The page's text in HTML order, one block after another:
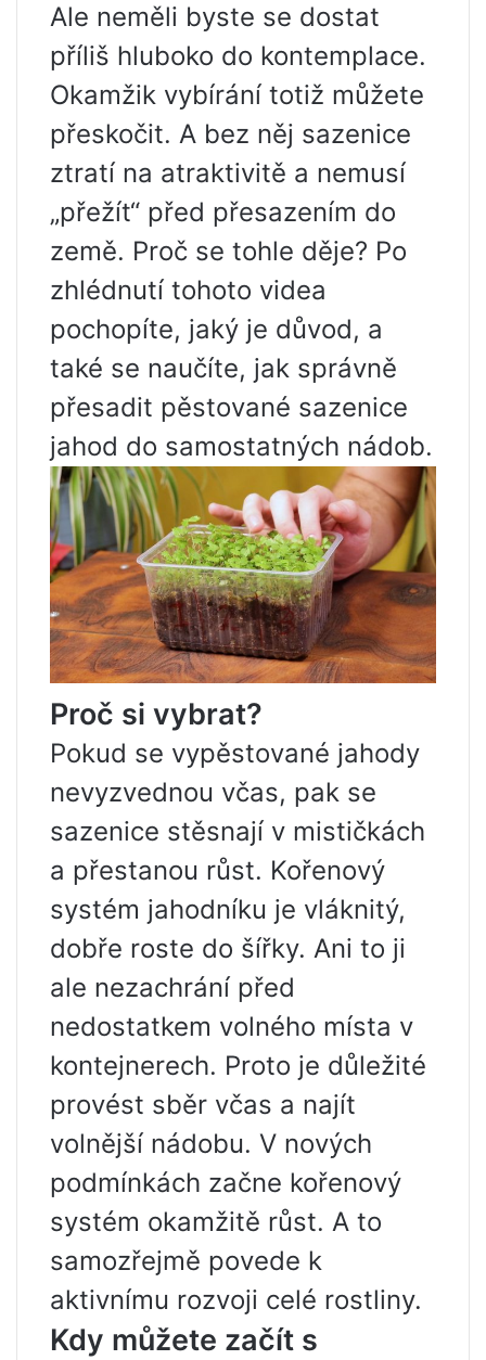
Ale neměli byste se dostat
příliš hluboko do kontemplace.
Okamžik vybírání totiž můžete
přeskočit. A bez něj sazenice
ztratí na atraktivitě a nemusí
„přežít“ před přesazením do
země. Proč se tohle děje? Po
zhlédnutí tohoto videa
pochopíte, jaký je důvod, a
také se naučíte, jak správně
přesadit pěstované sazenice
jahod do samostatných nádob.
Proč si vybrat?
Pokud se vypěstované jahody
nevyzvednou včas, pak se
sazenice stěsnají v mističkách
a přestanou růst. Kořenový
systém jahodníku je vláknitý,
dobře roste do šířky. Ani to ji
ale nezachrání před
nedostatkem volného místa v
kontejnerech. Proto je důležité
provést sběr včas a najít
volnější nádobu. V nových
podmínkách začne kořenový
systém okamžitě růst. A to
samozřejmě povede k
aktivnímu rozvoji celé rostliny.
Kdy můžete začít s